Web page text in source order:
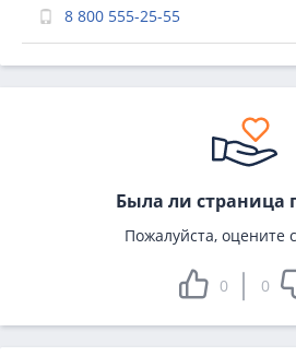
8 800 555-25-55
Была ли страница
Пожалуйста, оцените
0 0